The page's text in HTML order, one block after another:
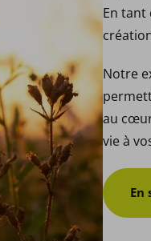
En tant
Notre
au
vie à
En